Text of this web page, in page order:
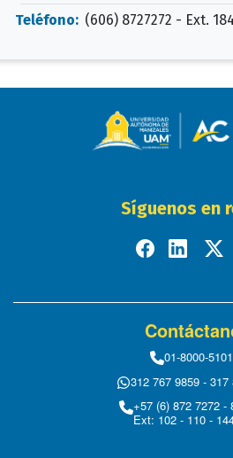
Teléfono: (606) 8727272 - Ext. 184
Síguenos en
01-8000-
312 767 9859 - 317
+57 (6) 872 7272 -
Ext: 102 - 110 -